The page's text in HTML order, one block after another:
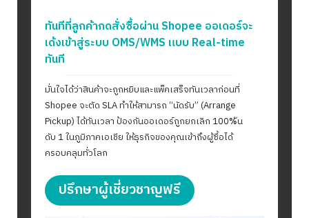
ทันทีที่ลูกค้ากดสั่งซื้อผ่าน Shopee ออเดอร์จะ
เด้งเข้าสู่ระบบ OMS/WMS แบบ Real-time
ทันที
มั่นใจได้ว่าสินค้าจะถูกหยิบและแพ็คเสร็จทันเวลาก่อนที่
Shopee จะตัด SLA ทำให้สามารถ “นัดรับ” (Arrange
Pickup) ได้ทันเวลา ป้องกันออเดอร์ถูกยกเลิก 100%ัน
ดับ 1 ในภูมิภาคเอเชีย ให้ธุรกิจของคุณเข้าถึงผู้ซื้อได้
ครอบคลุมทั่วโลก
ปรึกษาผู้เชี่ยวชาญฟรี